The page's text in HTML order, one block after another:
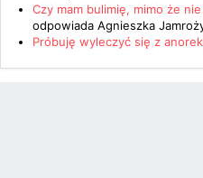
Czy mam bulimię, mimo że
odpowiada Agnieszka
Próbuję wyleczyć się z